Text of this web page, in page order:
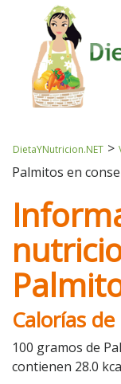
DietaYNutricion.NET >
Palmitos en
Calorías
100 gramos de
contienen 28.0